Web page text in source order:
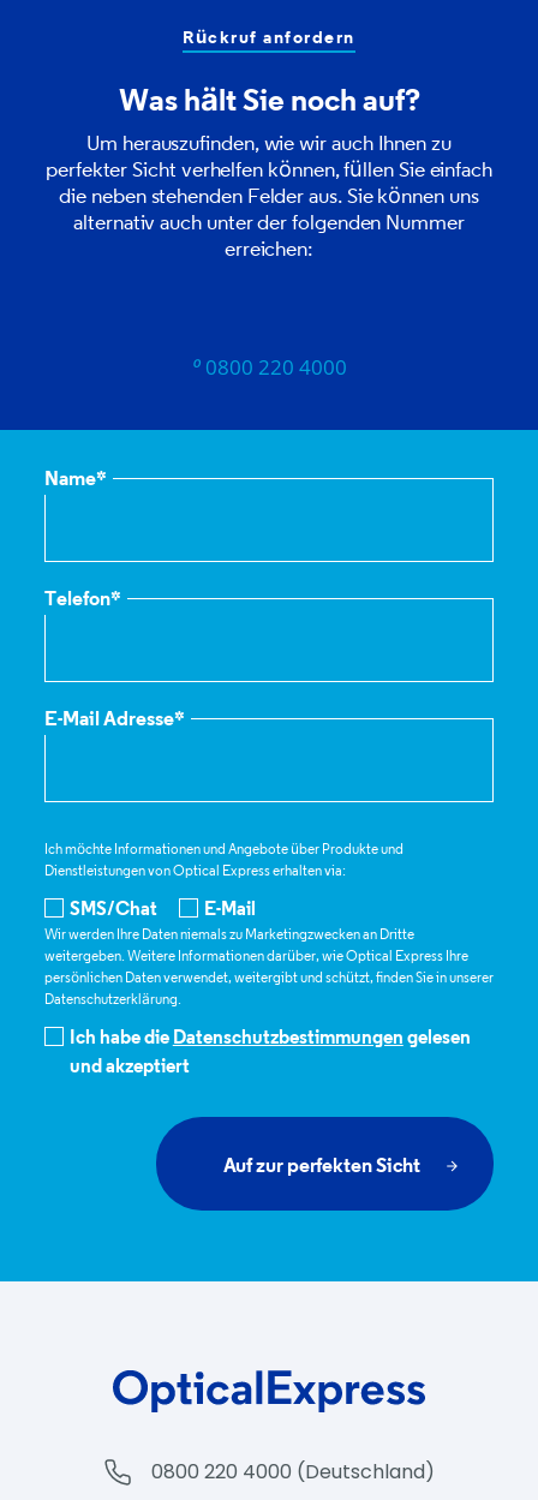
Rückruf anfordern
Was hält Sie noch auf?
Um herauszufinden, wie wir auch Ihnen zu
perfekter Sicht verhelfen können, füllen Sie einfach
die neben stehenden Felder aus. Sie können uns
alternativ auch unter der folgenden Nummer
erreichen:
0800 220 4000
Name*
Telefon*
E-Mail Adresse*
Ich möchte Informationen und Angebote über Produkte und
Dienstleistungen vonOptical Expresserhalten via:
SMS/Chat E-Mail
Wir werden Ihre Daten niemals zu Marketingzwecken an Dritte
weitergeben. Weitere Informationen darüber, wieOptical ExpressIhre
persönlichen Daten verwendet, weitergibt und schützt, finden Sie in unserer
Datenschutzerklärung.
Ich habe die Datenschutzbestimmungen gelesen
und akzeptiert
Auf zur perfekten Sicht
0800 220 4000 (Deutschland)